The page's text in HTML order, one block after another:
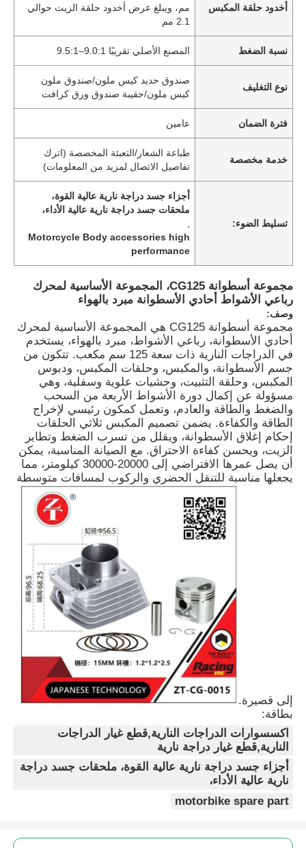
المنتجات
حول بنا
أخدود حلقة المكبس
مم، ويبلغ عرض أخدود حلقة الزيت حوالي
2.1 مم
نسبة الضغط المصنع الأصلي تقريبًا 9.0:1–9.5:1
نوع التغليف
صندوق حديد كيس ملون/صندوق ملون
كيس ملون/حقيبة صندوق ورق كرافت
فترة الضمان عامين
خدمة مخصصة
طباعة الشعار/التعبئة المخصصة (اترك
تفاصيل الاتصال لمزيد من المعلومات)
تسليط الضوء:
أجزاء جسد دراجة نارية عالية القوة،
ملحقات جسد دراجة نارية عالية الأداء،
Motorcycle Body accessories high
performance
مجموعة أسطوانة CG125، المجموعة الأساسية لمحرك
رباعي الأشواط أحادي الأسطوانة مبرد بالهواء
وصف:
مجموعة أسطوانة CG125 هي المجموعة الأساسية لمحرك
أحادي الأسطوانة، رباعي الأشواط، مبرد بالهواء، يستخدم
في الدراجات النارية ذات سعة 125 سم مكعب. تتكون من
جسم الأسطوانة، والمكبس، وحلقات المكبس، ودبوس
المكبس، وحلقة التثبيت، وحشيات علوية وسفلية، وهي
مسؤولة عن إكمال دورة الأشواط الأربعة من السحب
والضغط والطاقة والعادم، وتعمل كمكون رئيسي لإخراج
الطاقة والكفاءة. يضمن تصميم المكبس ثلاثي الحلقات
إحكام إغلاق الأسطوانة، ويقلل من تسرب الضغط وتطاير
الزيت، ويحسن كفاءة الاحتراق. مع الصيانة المناسبة، يمكن
أن يصل عمرها الافتراضي إلى 20000-30000 كيلومتر، مما
يجعلها مناسبة للتنقل الحضري والركوب لمسافات متوسطة
إلى قصيرة.
بطاقة:
اكسسوارات الدراجات النارية,قطع غيار الدراجات
النارية,قطع غيار دراجة نارية
أجزاء جسد دراجة نارية عالية القوة، ملحقات جسد دراجة
نارية عالية الأداء،
motorbike spare part